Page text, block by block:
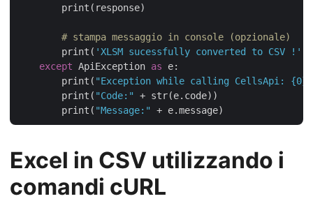
        print(response)
# stampa messaggio in console (opzionale)
        print(
'XLSM sucessfully converted to CSV !'
except ApiException as e:
        print(
"Exception while calling CellsApi: {0}"
        print(
"Code:"
+ str(e.code))
        print(
"Message:"
Excel in CSV utilizzando i
comandi cURL